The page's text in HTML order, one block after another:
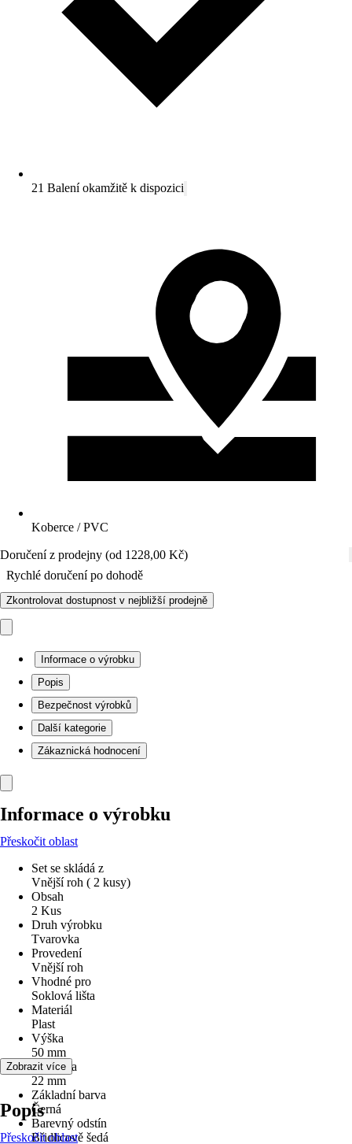
21 Balení okamžitě k dispozici
Koberce / PVC
Doručení z prodejny (od 1228,00 Kč)
Rychlé doručení po dohodě
Zkontrolovat dostupnost v nejbližší prodejně
Informace o výrobku
Popis
Bezpečnost výrobků
Další kategorie
Zákaznická hodnocení
Informace o výrobku
Přeskočit oblast
Set se skládá z
Vnější roh ( 2 kusy)
Obsah
2 Kus
Druh výrobku
Tvarovka
Provedení
Vnější roh
Vhodné pro
Soklová lišta
Materiál
Plast
Výška
50 mm
Tloušťka
22 mm
Základní barva
Černá
Barevný odstín
Břidlicově šedá
Zobrazit více
Popis
Přeskočit oblast